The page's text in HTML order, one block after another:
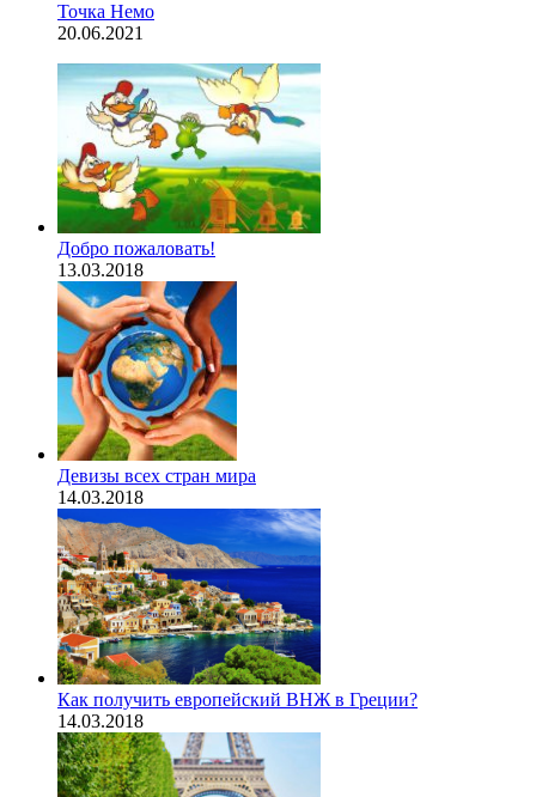
Точка Немо
20.06.2021
Добро пожаловать!
13.03.2018
Девизы всех стран мира
14.03.2018
Как получить европейский ВНЖ в Греции?
14.03.2018